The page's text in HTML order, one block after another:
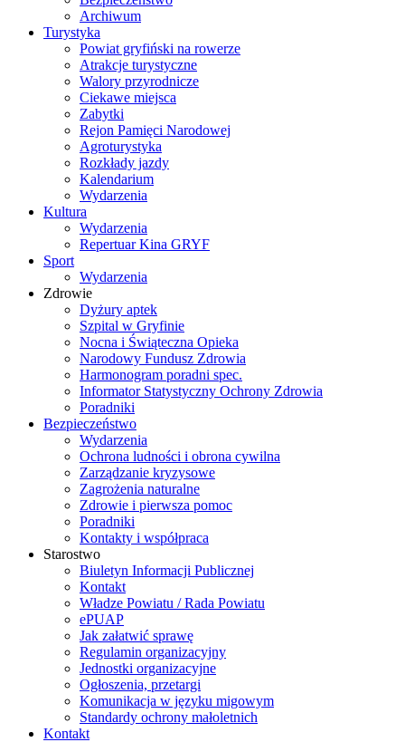
Archiwum
Turystyka
Powiat gryfiński na rowerze
Atrakcje turystyczne
Walory przyrodnicze
Ciekawe miejsca
Zabytki
Rejon Pamięci Narodowej
Agroturystyka
Rozkłady jazdy
Kalendarium
Wydarzenia
Kultura
Wydarzenia
Repertuar Kina GRYF
Sport
Wydarzenia
Zdrowie
Dyżury aptek
Szpital w Gryfinie
Nocna i Świąteczna Opieka
Narodowy Fundusz Zdrowia
Harmonogram poradni spec.
Informator Statystyczny Ochrony Zdrowia
Poradniki
Bezpieczeństwo
Wydarzenia
Ochrona ludności i obrona cywilna
Zarządzanie kryzysowe
Zagrożenia naturalne
Zdrowie i pierwsza pomoc
Poradniki
Kontakty i współpraca
Starostwo
Biuletyn Informacji Publicznej
Kontakt
Władze Powiatu / Rada Powiatu
ePUAP
Jak załatwić sprawę
Regulamin organizacyjny
Jednostki organizacyjne
Ogłoszenia, przetargi
Komunikacja w języku migowym
Standardy ochrony małoletnich
Kontakt